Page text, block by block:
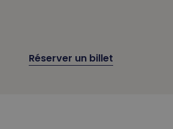
Réserver un billet